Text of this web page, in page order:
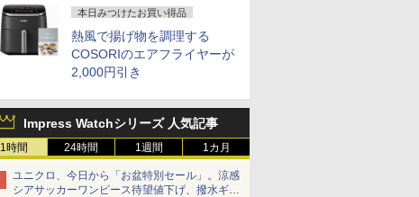
本日みつけたお買い得品
熱風で揚げ物を調理する
COSORIのエアフライヤーが
2,000円引き
Impress Watchシリーズ 人気記事
1時間 24時間 1週間 1カ月
ユニクロ、今日から「お盆特別セール」。涼感
シアサッカーワンピース待望値下げ、撥水ギア